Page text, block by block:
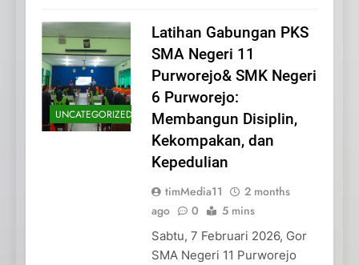
UNCATEGORIZED
Latihan Gabungan PKS
SMA Negeri 11
Purworejo& SMK Negeri
6 Purworejo:
Membangun Disiplin,
Kekompakan, dan
Kepedulian
timMedia11
2 months
ago
0 5 mins
Sabtu, 7 Februari 2026, Gor
SMA Negeri 11 Purworejo